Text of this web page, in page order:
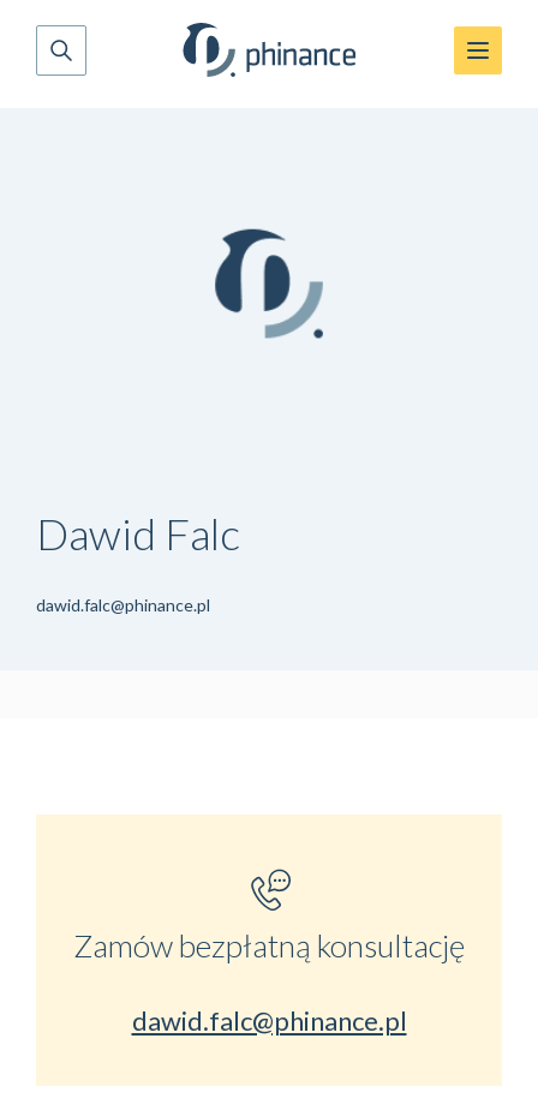
Dawid Falc
dawid.falc@phinance.pl
Zamów bezpłatną konsultację
dawid.falc@phinance.pl